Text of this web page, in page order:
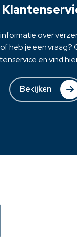
informatie over
heb je een vraag?
en vind
Bekijken